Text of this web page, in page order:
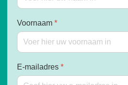
Voornaam *
E-mailadres *